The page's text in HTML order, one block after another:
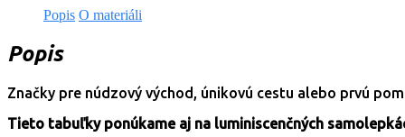
Popis O materiáli
Popis
Značky pre núdzový východ, únikovú cestu alebo prvú
Tieto tabuľky ponúkame aj na luminiscenčných